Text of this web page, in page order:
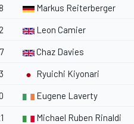
Markus Reiterberger
2 Leon Camier
7 Chaz Davies
Ryuichi Kiyonari
Eugene Laverty
Michael Ruben Rinaldi